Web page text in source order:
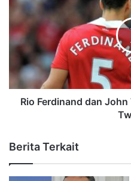
Rio Ferdinand dan
Berita Terkait